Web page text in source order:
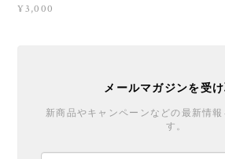
¥3,000
メールマガジンを受け
新商品やキャンペーンなどの最新情報
す。